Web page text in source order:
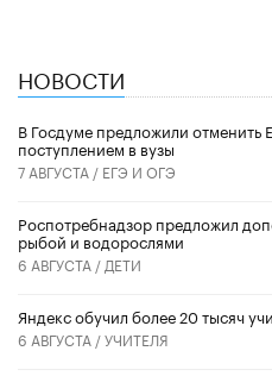
НОВОСТИ
В Госдуме предложили отменить
поступлением в вузы
7 АВГУСТА / ЕГЭ И ОГЭ
Роспотребнадзор предложил
рыбой и водорослями
6 АВГУСТА / ДЕТИ
​Яндекс обучил более 20 тысяч
6 АВГУСТА /УЧИТЕЛЯ